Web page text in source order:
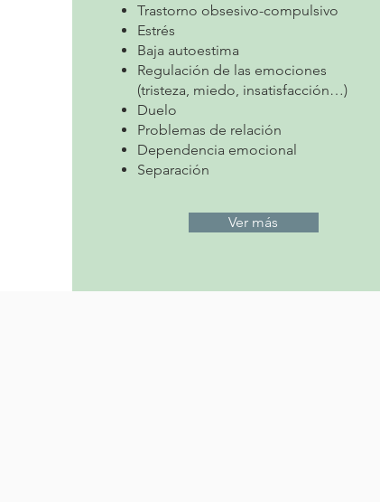
Trastorno obsesivo-compulsivo
Estrés
Baja autoestima
Regulación de las emociones
(tristeza, miedo, insatisfacción…)
Duelo
Problemas de relación
Dependencia emocional
Separación
Ver más